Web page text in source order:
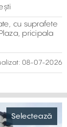
cu suprafete
pricipala
08-07-2026
Selectează